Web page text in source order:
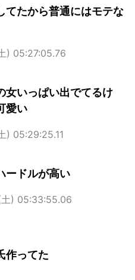
てたから普通にはモテな
) 05:27:05.76
女いっぱい出でてるけ
愛い
) 05:29:25.11
ードルが高い
) 05:33:55.06
作ってた